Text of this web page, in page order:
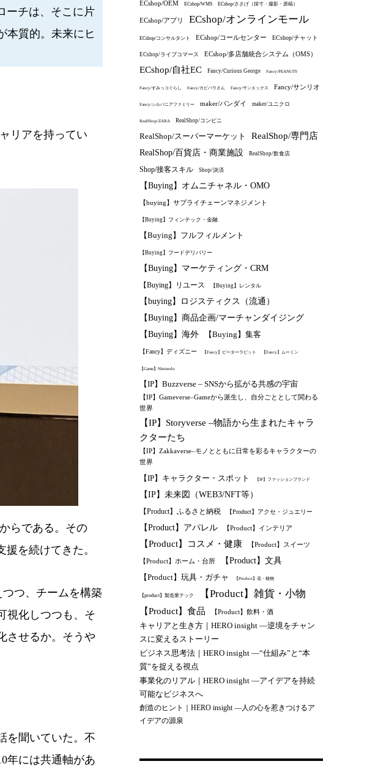
ーチは、そこに片
本質的。未来にヒ
リアを持ってい
らである。その
を続けてきた。
つ、チームを構築
視化しつつも、そ
させるか。そうや
を聞いていた。不
年には共通軸があ
ECshop/OEM ECshop/WMS ECshop/ささげ（採寸・撮影・原稿）
ECshop/アプリ ECshop/オンラインモール
ECshop/コンサルタント ECshop/コールセンター ECshop/チャット
ECshop/ライブコマース ECshop/多店舗統合システム（OMS）
ECshop/自社EC Fancy/Curious George Fancy/PEANUTS
Fancy/すみっコぐらし Fancy/カピバラさん Fancy/サンエックス Fancy/サンリオ
Fancy/シルバニアファミリー maker/バンダイ maker/ユニクロ
RealShop/ZARA RealShop/コンビニ
RealShop/スーパーマーケット RealShop/専門店
RealShop/百貨店・商業施設 RealShop/飲食店
Shop/接客スキル Shop/決済
【Buying】オムニチャネル・OMO
【buying】サプライチェーンマネジメント
【Buying】フィンテック・金融
【Buying】フルフィルメント
【Buying】フードデリバリー
【Buying】マーケティング・CRM
【Buying】リユース 【Buying】レンタル
【buying】ロジスティクス（流通）
【Buying】商品企画/マーチャンダイジング
【Buying】海外
【Buying】集客
【Fancy】ディズニー 【Fancy】ピーターラビット 【Fancy】ムーミン
【Game】Nintendo
【IP】Buzzverse – SNSから拡がる共感の宇宙
【IP】Gameverse–Gameから派生し、自分ごととして関わる
世界
【IP】Storyverse –物語から生まれたキャラ
クターたち
【IP】Zakkaverse–モノとともに日常を彩るキャラクターの
世界
【IP】キャラクター・スポット 【IP】ファッションブランド
【IP】未来図（WEB3/NFT等）
【Product】ふるさと納税 【Product】アクセ・ジュエリー
【Product】アパレル 【Product】インテリア
【Product】コスメ・健康 【Product】スイーツ
【Product】ホーム・台所 【Product】文具
【Product】玩具・ガチャ 【Product】花・植物
【product】製造業テック 【Product】雑貨・小物
【Product】食品 【Product】飲料・酒
キャリアと生き方｜HERO insight —逆境をチャン
スに変えるストーリー
ビジネス思考法｜HERO insight —“仕組み”と“本
質”を捉える視点
事業化のリアル｜HERO insight —アイデアを持続
可能なビジネスへ
創造のヒント｜HERO insight —人の心を惹きつけるア
イデアの源泉